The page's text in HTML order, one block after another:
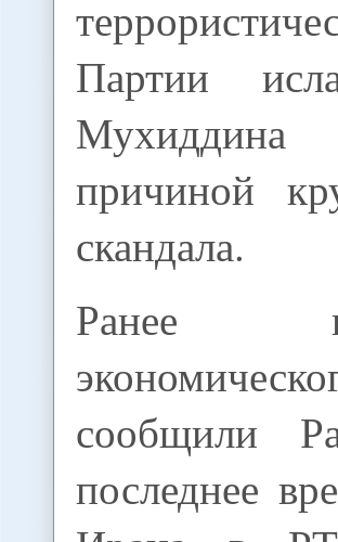
Партии
Мухиддина
причиной
скандала.
Ранее в
сообщили
последнее